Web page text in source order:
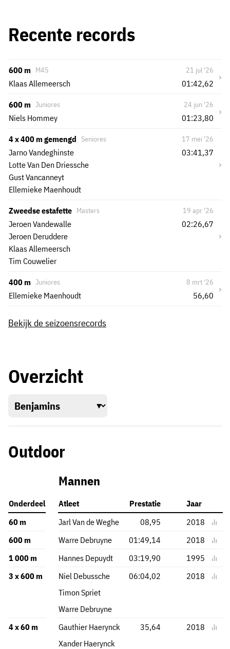
Recente records
600 m
Klaas Allemeersch
M45
01:42,62
21 jul '26 ›
600 m
Niels Hommey
Juniores
01:23,80
24 jun '26 ›
4 x 400 m gemengd
Jarno Vandeghinste
Lotte Van Den Driessche
Gust Vancanneyt
Ellemieke Maenhoudt
Seniores
03:41,37
17 mei '26
›
Zweedse estafette
Jeroen Vandewalle
Jeroen Deruddere
Klaas Allemeersch
Tim Couwelier
Masters
02:26,67
19 apr '26
›
400 m
Ellemieke Maenhoudt
Juniores
56,60
8 mrt '26 ›
Bekijk de seizoensrecords
Overzicht
Outdoor
Mannen
Onderdeel Atleet Prestatie
Jaar
60 m
Jarl Van de Weghe 08,95
2018
600 m
Warre Debruyne 01:49,14
2018
1 000 m
Hannes Depuydt 03:19,90
1995
3 x 600 m
Niel Debussche
Timon Spriet
Warre Debruyne
06:04,02 2018
4 x 60 m
Gauthier Haerynck
Xander Haerynck
35,64 2018